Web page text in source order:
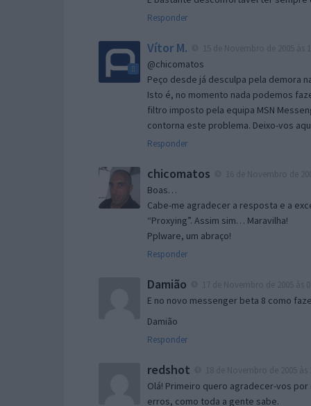
Responder
Vítor M.
@chicomatos
Peço desde já desculpa pela demora
Isto é, no momento nada podemos
filtro imposto pela equipa MSN
contorna este problema. Deixo-vos
Responder
chicomatos
Boas…
Cabe-me agradecer a resposta e a
“Proxying”. Assim sim… Maravilha!
Pplware, um abraço!
Responder
Damião
E no novo messenger beta 8 como
Damião
Responder
redshot
Olá! Primeiro quero agradecer-vos
erros, como toda a gente sabe.